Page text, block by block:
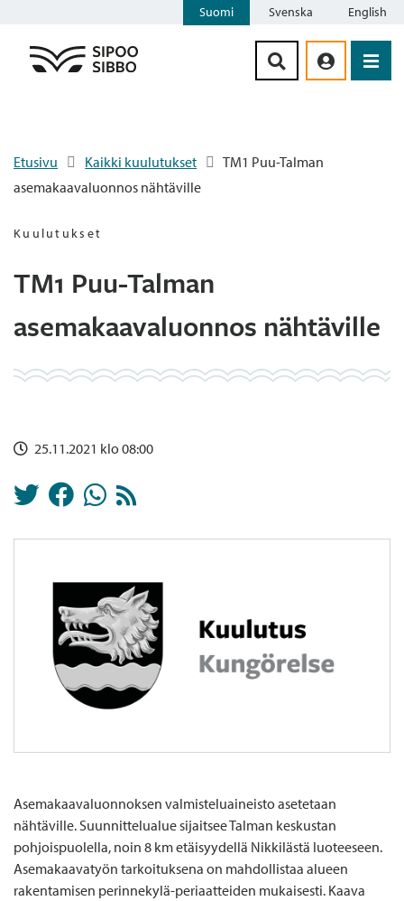
Suomi Svenska English
Etusivu Kaikki kuulutukset
TM1 Puu-Talman
asemakaavaluonnos nähtäville
Kuulutukset
TM1 Puu-Talman
asemakaavaluonnos nähtäville
25.11.2021 klo 08:00
Asemakaavaluonnoksen valmisteluaineisto asetetaan
nähtäville. Suunnittelualue sijaitsee Talman keskustan
pohjoispuolella, noin 8 km etäisyydellä Nikkilästä luoteeseen.
Asemakaavatyön tarkoituksena on mahdollistaa alueen
rakentamisen perinnekylä-periaatteiden mukaisesti. Kaava